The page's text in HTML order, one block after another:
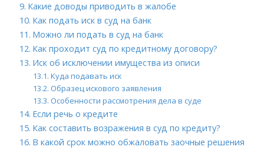
Какие доводы приводить в жалобе
Как подать иск в суд на банк
Можно ли подать в суд на банк
Как проходит суд по кредитному договору?
Иск об исключении имущества из описи
Куда подавать иск
Образец искового заявления
Особенности рассмотрения дела в суде
Если речь о кредите
Как составить возражения в суд по кредиту?
В какой срок можно обжаловать заочные решения